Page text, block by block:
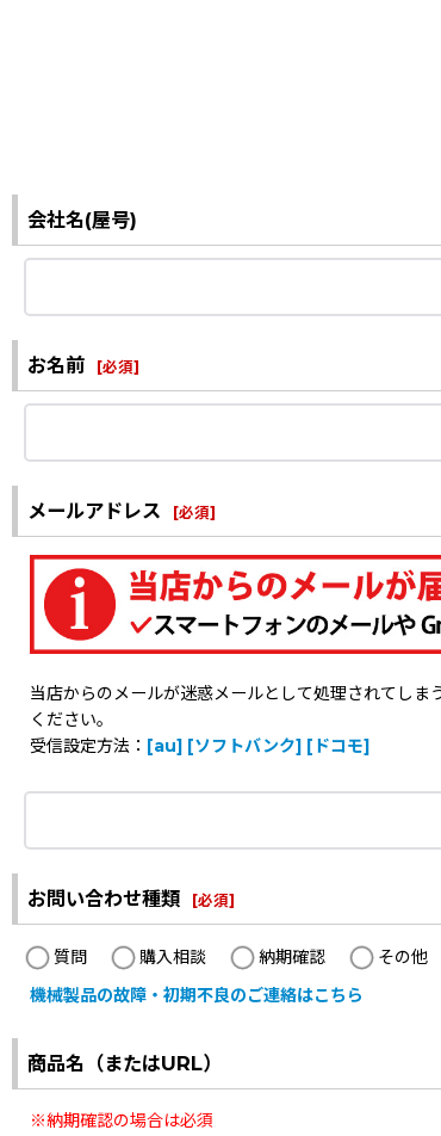
会社名(屋号)
お名前 [必須]
メールアドレス [必須]
当店からのメールが迷惑メールとして処理されてし
ください。
受信設定方法： [au] [ソフトバンク] [ドコモ]
お問い合わせ種類 [必須]
質問 購入相談 納期確認
その他
機械製品の故障・初期不良のご連絡はこちら
商品名（またはURL）
※納期確認の場合は必須